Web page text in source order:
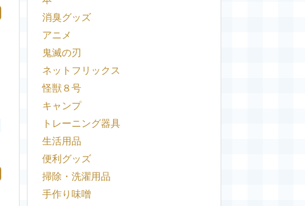
消臭グッズ
アニメ
鬼滅の刃
ネットフリックス
怪獣８号
キャンプ
トレーニング器具
生活用品
便利グッズ
掃除・洗濯用品
手作り味噌